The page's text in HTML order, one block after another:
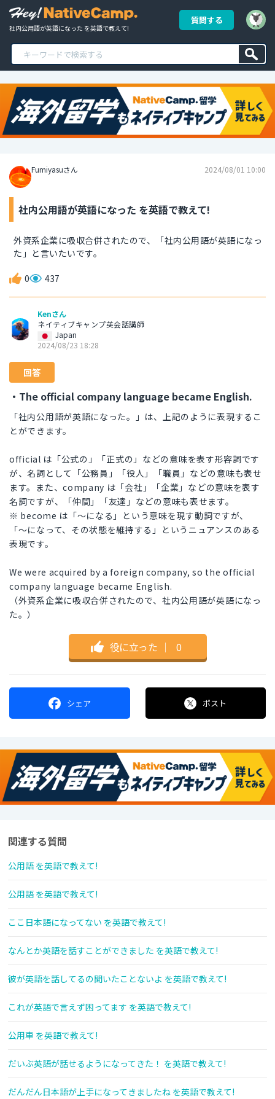
社内公用語が英語になった を英語で教えて!
質問する
Fumiyasuさん 2024/08/01 10:00
社内公用語が英語になった を英語で教えて!
外資系企業に吸収合併されたので、「社内公用語が英語になっ
た」と言いたいです。
0 437
Kenさん
ネイティブキャンプ英会話講師
Japan
2024/08/23 18:28
回答
・The official company language became English.
「社内公用語が英語になった。」は、上記のように表現するこ
とができます。
official は「公式の」「正式の」などの意味を表す形容詞です
が、名詞として「公務員」「役人」「職員」などの意味も表せ
ます。また、company は「会社」「企業」などの意味を表す
名詞ですが、「仲間」「友達」などの意味も表せます。
※ become は「〜になる」という意味を現す動詞ですが、
「〜になって、その状態を維持する」というニュアンスのある
表現です。
We were acquired by a foreign company, so the official
company language became English.
（外資系企業に吸収合併されたので、社内公用語が英語になっ
た。）
役に立った ｜ 0
シェア ポスト
関連する質問
公用語 を英語で教えて!
公用語 を英語で教えて!
ここ日本語になってない を英語で教えて!
なんとか英語を話すことができました を英語で教えて!
彼が英語を話してるの聞いたことないよ を英語で教えて!
これが英語で言えず困ってます を英語で教えて!
公用車 を英語で教えて!
だいぶ英語が話せるようになってきた！ を英語で教えて!
だんだん日本語が上手になってきましたね を英語で教えて!